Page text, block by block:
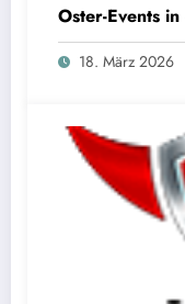
Oster-Events
18. März 2026